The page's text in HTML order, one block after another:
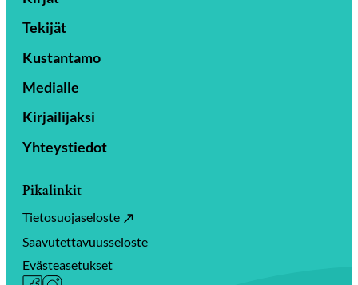
Tekijät
Kustantamo
Medialle
Kirjailijaksi
Yhteystiedot
Pikalinkit
Tietosuojaseloste
Saavutettavuusseloste
Evästeasetukset